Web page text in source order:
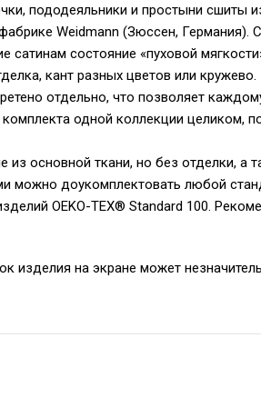
пододеяльники и простыни сшиты
Weidmann (Зюссен, Германия).
состояние «пуховой
кант разных цветов или
отдельно, что позволяет
одной коллекции целиком,
основной ткани, но без отделки, а
можно доукомплектовать любой
OEKO-TEX® Standard 100.
изделия на экране может